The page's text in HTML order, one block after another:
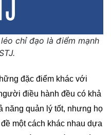
chỉ đạo là điểm mạnh
đặc điểm khác với
điều hành đều có khả
năng quản lý tốt, nhưng họ
một cách khác nhau dựa